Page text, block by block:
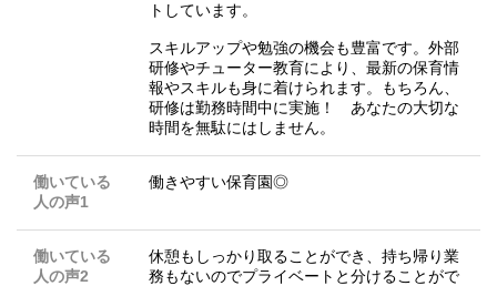
トしています。
スキルアップや勉強の機会も豊富です。外部
研修やチューター教育により、最新の保育情
報やスキルも身に着けられます。もちろん、
研修は勤務時間中に実施！ あなたの大切な
時間を無駄にはしません。
働いている
人の声1
働きやすい保育園◎
働いている
人の声2
休憩もしっかり取ることができ、持ち帰り業
務もないのでプライベートと分けることがで